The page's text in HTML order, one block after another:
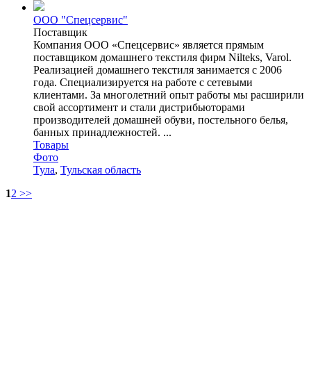
ООО "Спецсервис"
Поставщик
Компания ООО «Спецсервис» является прямым
поставщиком домашнего текстиля фирм Nilteks, Varol.
Реализацией домашнего текстиля занимается с 2006
года. Специализируется на работе с сетевыми
клиентами. За многолетний опыт работы мы расширили
свой ассортимент и стали дистрибьюторами
производителей домашней обуви, постельного белья,
банных принадлежностей. ...
Товары
Фото
Тула, Тульская область
12 >>